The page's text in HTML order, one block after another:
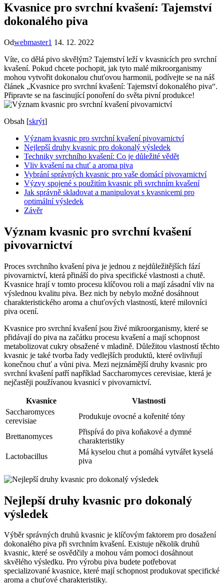
Kvasnice pro svrchní kvašení: Tajemství
dokonalého piva
Odwebmaster1 14. 12. 2022
Víte, co‌ dělá pivo skvělým? Tajemství leží v kvasnicích pro svrchní
kvašení. Pokud chcete pochopit, ‍jak tyto malé mikroorganismy
mohou vytvořit dokonalou chuťovou‌ harmonii, ​podívejte ⁤se na náš ​
článek „Kvasnice pro svrchní kvašení: Tajemství dokonalého piva“.
Připravte se⁢ na ‌fascinující ‍ponoření do světa pivní produkce!
Obsah [skrýt]
Význam kvasnic pro svrchní kvašení pivovarnictví
Nejlepší druhy kvasnic pro dokonalý výsledek
Techniky svrchního kvašení: Co je důležité ⁢vědět
Vliv kvašení na chuť a aroma piva
Vybrání správných kvasnic pro vaše domácí pivovarnictví
Výzvy spojené s použitím⁤ kvasnic při svrchním kvašení
Jak správně skladovat a manipulovat s kvasnicemi pro
optimální výsledek
Závěr
Význam kvasnic pro svrchní kvašení
pivovarnictví
Proces svrchního kvašení piva je jednou z nejdůležitějších fází
pivovarnictví, která přináší do piva specifické vlastnosti a chutě.
Kvasnice hrají v tomto procesu klíčovou roli a mají zásadní vliv na
‌výslednou kvalitu piva. Bez ‍nich‍ by nebylo možné dosáhnout‍
charakteristického aroma a chuťových vlastností, které milovníci
piva‌ ocení.
Kvasnice pro⁣ svrchní kvašení jsou živé mikroorganismy, ⁣které se
přidávají do piva na začátku procesu kvašení a mají schopnost
metabolizovat​ cukry obsažené v mladině. Důležitou vlastností těchto
kvasnic je​ také tvorba ⁤řady vedlejších​ produktů, které ovlivňují⁢
konečnou chuť a vůni piva. Mezi nejznámější druhy kvasnic pro
svrchní kvašení patří například Saccharomyces cerevisiae, která⁢ je​
nejčastěji používanou kvasnicí⁤ v‍ pivovarnictví.
Kvasnice
Vlastnosti
Saccharomyces
cerevisiae
Produkuje ovocné a kořenité tóny
Brettanomyces
Přispívá do piva koňakové a dymné
charakteristiky
Lactobacillus
Má kyselou chut a pomáhá ⁣vytvářet kyselá
piva
Nejlepší druhy kvasnic pro dokonalý
výsledek
Výběr správných druhů kvasnic je klíčovým faktorem pro dosažení
⁤dokonalého piva⁣ při‌ svrchním kvašení. Existuje několik ‌druhů
kvasnic, které se⁢ osvědčily a mohou⁢ vám⁣ pomoci dosáhnout
skvělého výsledku. Pro výrobu piva budete⁤ potřebovat
specializované kvasnice, které mají schopnost produkovat specifické
aroma a chuťové charakteristiky.